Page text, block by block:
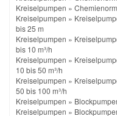
Kreiselpumpen »
Kreiselpumpen »
bis 25 m
Kreiselpumpen »
bis 10 m³/h
Kreiselpumpen »
10 bis 50 m³/h
Kreiselpumpen »
50 bis 100 m³/h
Kreiselpumpen »
Kreiselpumpen »